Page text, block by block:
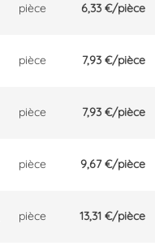
pièce 6,33 €/pièce
pièce 7,93 €/pièce
pièce 7,93 €/pièce
pièce 9,67 €/pièce
pièce 13,31 €/pièce